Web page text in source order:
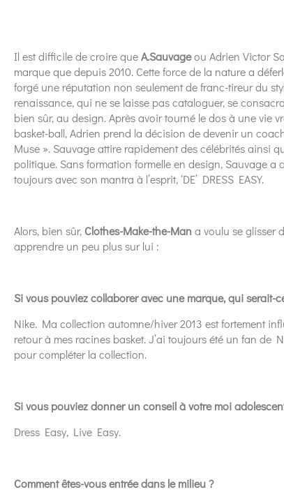
Il est difficile de croire queA.Sauvageou Adrien Victor
marque que depuis 2010. Cette force de la nature a
forgé une réputation non seulement de franc-tireur du
renaissance, qui ne se laisse pas cataloguer, se
bien sûr, au design. Après avoir tourné le dos à une vie
basket-ball, Adrien prend la décision de devenir un
Muse ». Sauvage attire rapidement des célébrités ainsi
politique. Sans formation formelle en design, Sauvage
toujours avec son mantra à l’esprit, ‘DE’ DRESS EASY.
Alors, bien sûr, Clothes-Make-the-Man a voulu se glisser
apprendre un peu plus sur lui :
Si vous pouviez collaborer avec une marque, qui serait-
Nike. Ma collection automne/hiver 2013 est fortement
retour à mes racines basket. J’ai toujours été un fan de
pour compléter la collection.
Si vous pouviez donner un conseil à votre moi
Dress Easy, Live Easy.
Comment êtes-vous entrée dans le milieu ?